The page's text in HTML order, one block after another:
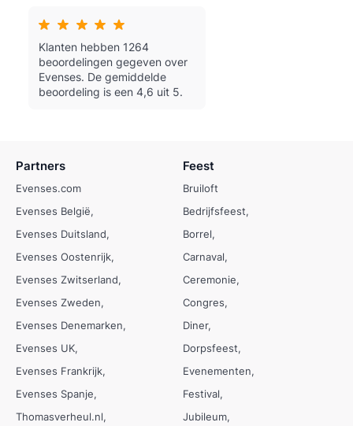
Klanten hebben 1264
beoordelingen gegeven over
Evenses. De gemiddelde
beoordeling is een 4,6 uit 5.
Partners
Evenses.com
Evenses België
Evenses Duitsland
Evenses Oostenrijk
Evenses Zwitserland
Evenses Zweden
Evenses Denemarken
Evenses UK
Evenses Frankrijk
Evenses Spanje
Thomasverheul.nl
Feest
Bruiloft
Bedrijfsfeest
Borrel
Carnaval
Ceremonie
Congres
Diner
Dorpsfeest
Evenementen
Festival
Jubileum